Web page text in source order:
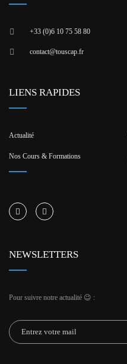
+33 (0)6 10 75 58 80
contact@touscap.fr
LIENS RAPIDES
Actualité
Nos Cours & Formations
NEWSLETTERS
Pour suivre notre actualité 😉 :